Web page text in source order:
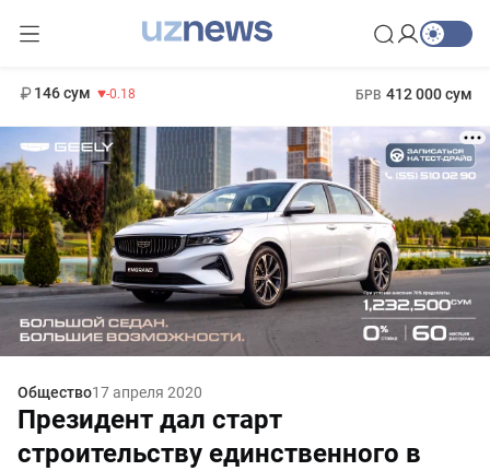
146 сум -0.18 БРВ 412 000 сум
Общество17 апреля 2020
Президент дал старт
строительству единственного в